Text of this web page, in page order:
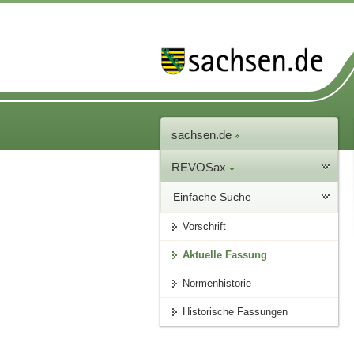
sachsen.de
REVOSax
Einfache Suche
Vorschrift
Aktuelle Fassung
Normenhistorie
Historische Fassungen